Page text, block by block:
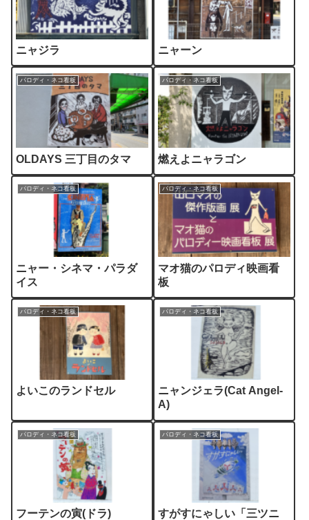
ニャジラ ニャーン
パロディ・ネコ看板
OLDAYS 三丁目のタマ
パロディ・ネコ看板
燃えよニャラゴン
パロディ・ネコ看板
ニャー・シネマ・パラダ
イス
パロディ・ネコ看板
マオ猫のパロディ映画看
板
パロディ・ネコ看板
よいこのランドセル
パロディ・ネコ看板
ニャンジェラ(Cat Angel-
A)
パロディ・ネコ看板
フーテンの寅(ドラ)
パロディ・ネコ看板
すがすにゃしい「三ツニ